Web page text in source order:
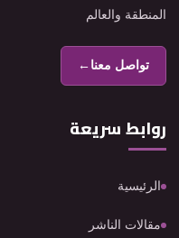
المنطقة والعالم
تواصل معنا←
روابط سريعة
الرئيسية
مقالات الناشر